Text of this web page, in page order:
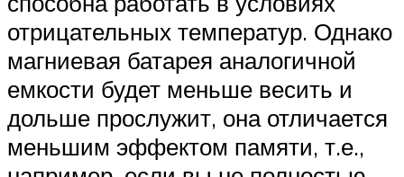
отрицательных температур. Однако
магниевая батарея аналогичной
емкости будет меньше весить и
дольше прослужит, она отличается
меньшим эффектом памяти, т.е.,